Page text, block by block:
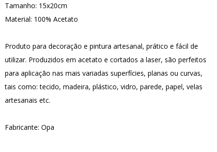
Tamanho: 15x20cm
Material: 100% Acetato
Produto para decoração e pintura artesanal, prático e fácil de
utilizar. Produzidos em acetato e cortados a laser, são perfeitos
para aplicação nas mais variadas superfícies, planas ou curvas,
tais como: tecido, madeira, plástico, vidro, parede, papel, velas
artesanais etc.
Fabricante: Opa